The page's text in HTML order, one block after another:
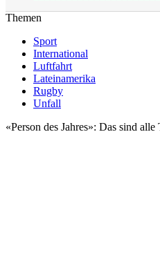
Themen
Sport
International
Luftfahrt
Lateinamerika
Rugby
Unfall
«Person des Jahres»: Das sind